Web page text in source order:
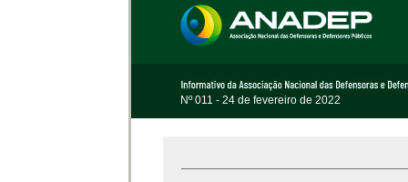
Nº 011 - 24 de fevereiro de 2022